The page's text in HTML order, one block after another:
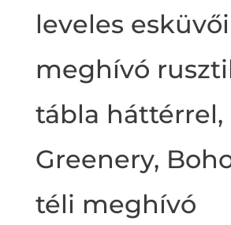
leveles esküvői
meghívó
tábla háttérrel,
Greenery,
téli meghívó